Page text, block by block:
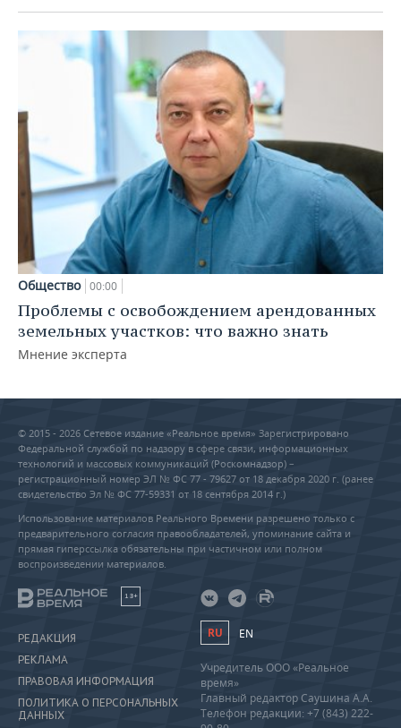
Общество 00:00
Проблемы с освобождением арендованных
земельных участков: что важно знать
Мнение эксперта
© 2015 - 2026 Сетевое издание «Реальное время» Зарегистрировано
Федеральной службой по надзору в сфере связи, информационных
технологий и массовых коммуникаций (Роскомнадзор) –
регистрационный номер ЭЛ № ФС 77 - 79627 от 18 декабря 2020 г. (ранее
свидетельство Эл № ФС 77-59331 от 18 сентября 2014 г.)
Использование материалов Реального Времени разрешено только с
предварительного согласия правообладателей, упоминание сайта и
прямая гиперссылка обязательны при частичном или полном
воспроизведении материалов.
18+
РЕДАКЦИЯ
РЕКЛАМА
ПРАВОВАЯ ИНФОРМАЦИЯ
ПОЛИТИКА О ПЕРСОНАЛЬНЫХ
ДАННЫХ
RU EN
Учредитель ООО «Реальное
время»
Главный редактор Саушина А.А.
Телефон редакции: +7 (843) 222-